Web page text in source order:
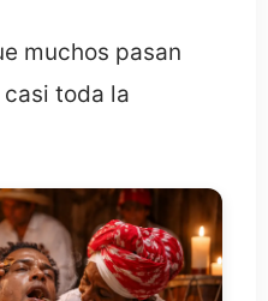
muchos pasan
toda la